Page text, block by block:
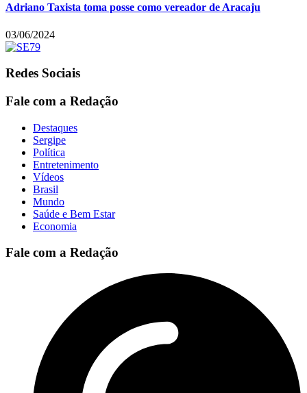
Adriano Taxista toma posse como vereador de Aracaju
03/06/2024
Redes Sociais
Fale com a Redação
Destaques
Sergipe
Política
Entretenimento
Vídeos
Brasil
Mundo
Saúde e Bem Estar
Economia
Fale com a Redação